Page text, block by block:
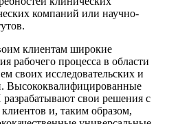
компаний или научно-
клиентам широкие
рабочего процесса в области
своих исследовательских и
Высококвалифицированные
свои решения с
и, таким образом,